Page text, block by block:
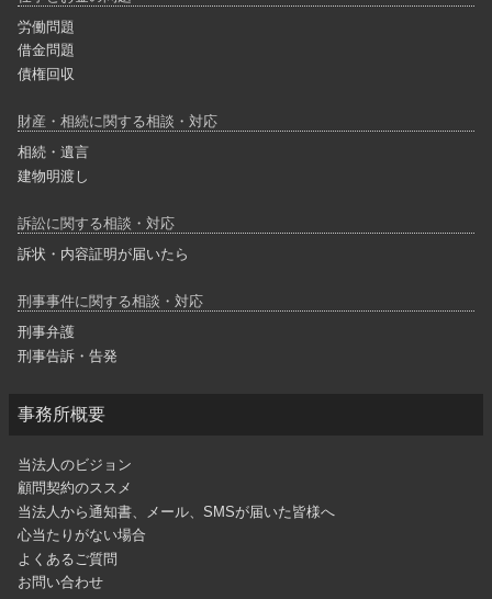
労働問題
借金問題
債権回収
財産・相続に関する相談・対応
相続・遺言
建物明渡し
訴訟に関する相談・対応
訴状・内容証明が届いたら
刑事事件に関する相談・対応
刑事弁護
刑事告訴・告発
事務所概要
当法人のビジョン
顧問契約のススメ
当法人から通知書、メール、SMSが届いた皆様へ
心当たりがない場合
よくあるご質問
お問い合わせ